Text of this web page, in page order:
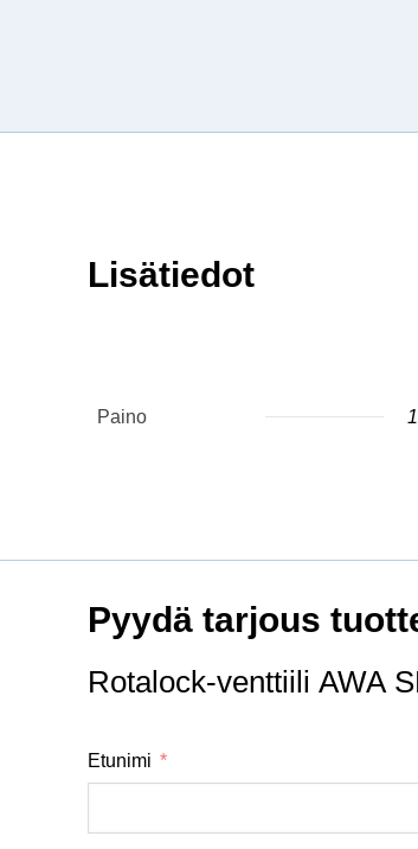
Lisätiedot
Paino
Pyydä tarjous
Rotalock-venttiili AWA
Etunimi